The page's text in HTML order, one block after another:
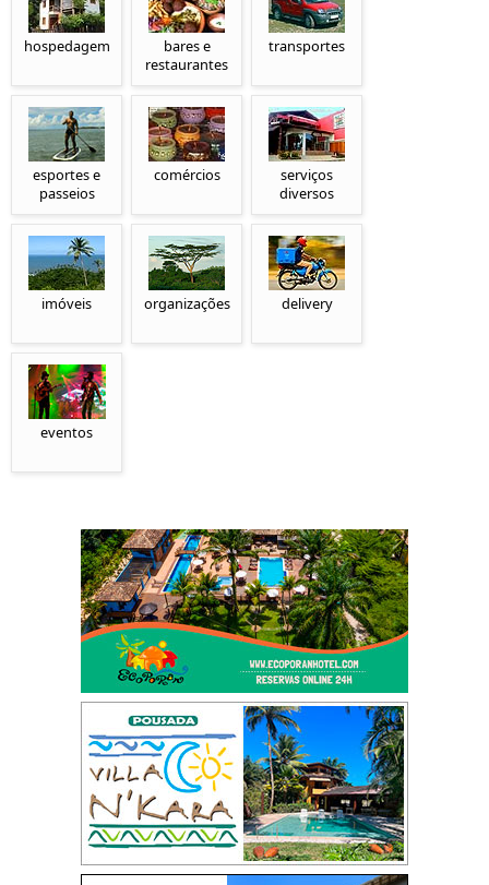
hospedagem
bares e
restaurantes
transportes
esportes e
passeios
comércios
serviços
diversos
imóveis organizações delivery
eventos